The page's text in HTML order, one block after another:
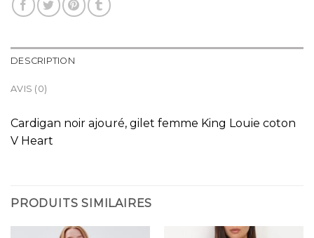
DESCRIPTION
AVIS (0)
Cardigan noir ajouré, gilet femme King Louie coton
V Heart
PRODUITS SIMILAIRES